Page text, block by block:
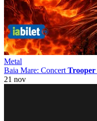
Metal
Baia Mare: Concert Trooper
21 nov